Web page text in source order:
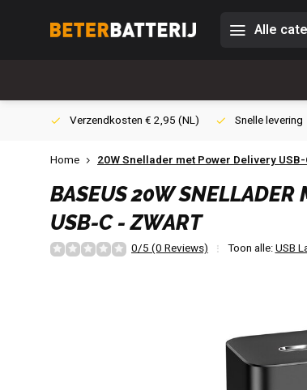
Alle
Verzendkosten € 2,95 (NL) Snelle levering
Home 20W Snellader met Power Delivery
BASEUS20W SNELLADER
USB-C - ZWART
0/5 (0 Reviews) Toon alle:USB